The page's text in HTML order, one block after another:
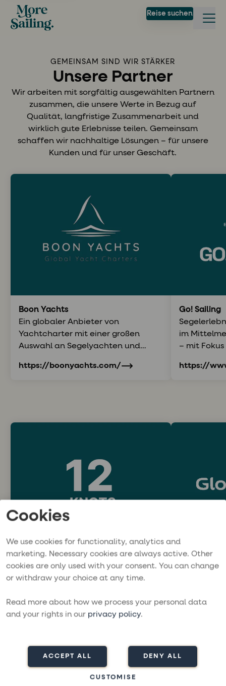
Cookies
We use cookies for functionality, analytics and
marketing. Necessary cookies are always active. Other
cookies are only used with your consent. You can change
or withdraw your choice at any time.
Read more about how we process your personal data
and your rights in our privacy policy.
ACCEPT ALL DENY ALL
CUSTOMISE
Reise suchen
GEMEINSAM SIND WIR STÄRKER
Unsere Partner
Wir arbeiten mit sorgfältig ausgewählten Partnern
zusammen, die unsere Werte in Bezug auf
Qualität, langfristige Zusammenarbeit und
wirklich gute Erlebnisse teilen. Gemeinsam
schaffen wir nachhaltige Lösungen – für unsere
Kunden und für unser Geschäft.
Boon Yachts
Ein globaler Anbieter von
Yachtcharter mit einer großen
Auswahl an Segelyachten und
https://boonyachts.com/
Go! Sailing
im
– mit
Erlebnisse.
https://
12 Knots
Eine internationale
Buchungsplattform für
Reisezielen weltweit.
https://www.12knots.com
Globe
Ein
um die